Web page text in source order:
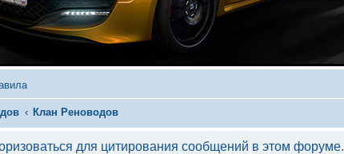
Клан Реноводов
для цитирования сообщений в этом форуме.